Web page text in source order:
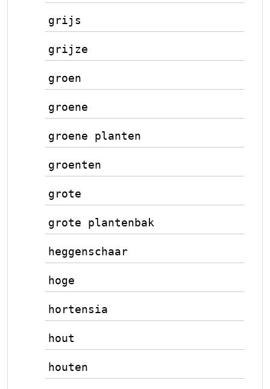
grijs
grijze
groen
groene
groene planten
groenten
grote
grote plantenbak
heggenschaar
hoge
hortensia
hout
houten